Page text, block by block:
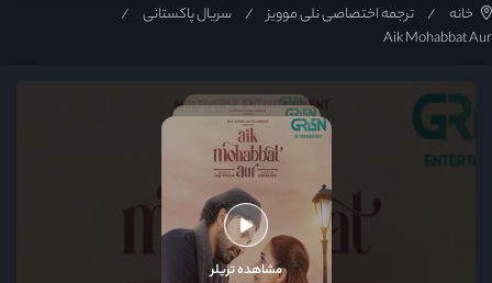
خانه ترجمه اختصاصی نلی موویز
سریال پاکستانی
Aik Mohabbat Aur
مشاهده تریلر